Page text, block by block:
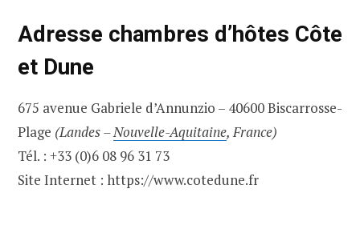
Adresse chambres d’hôtes Côte
et Dune
675 avenue Gabriele d’Annunzio – 40600 Biscarrosse-
Plage (Landes –Nouvelle-Aquitaine, France)
Tél. : +33 (0)6 08 96 31 73
Site Internet : https://www.cotedune.fr